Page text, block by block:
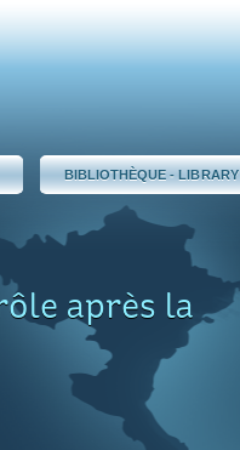
BIBLIOTHÈQUE - LIBRARY
après la